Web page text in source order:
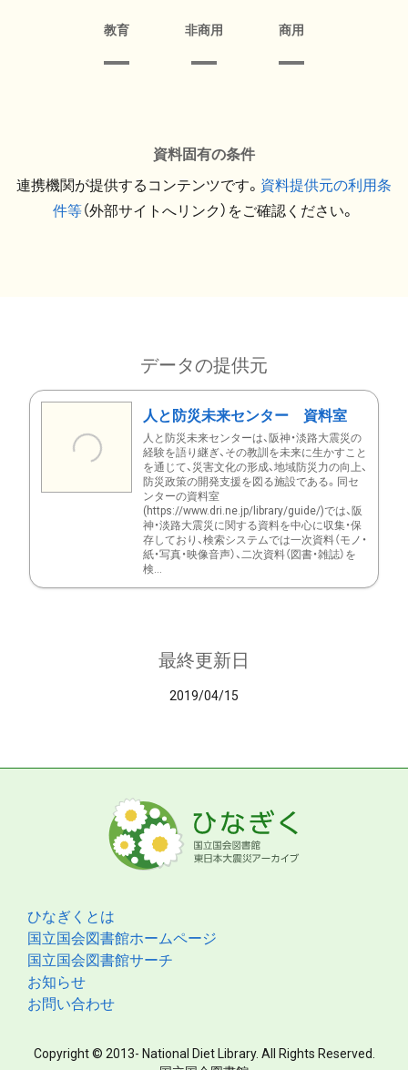
教育 非商用 商用
資料固有の条件
連携機関が提供するコンテンツです。 資料提供元の利用条
件等（外部サイトへリンク）をご確認ください。
データの提供元
人と防災未来センター 資料室
人と防災未来センターは、阪神・淡路大震災の
経験を語り継ぎ、その教訓を未来に生かすこと
を通じて、災害文化の形成、地域防災力の向上、
防災政策の開発支援を図る施設である。同セ
ンターの資料室
(https://www.dri.ne.jp/library/guide/)では、阪
神・淡路大震災に関する資料を中心に収集・保
存しており、検索システムでは一次資料（モノ・
紙・写真・映像音声）、二次資料（図書・雑誌）を
検...
最終更新日
2019/04/15
ひなぎくとは
国立国会図書館ホームページ
国立国会図書館サーチ
お知らせ
お問い合わせ
Copyright © 2013- National Diet Library. All Rights Reserved.